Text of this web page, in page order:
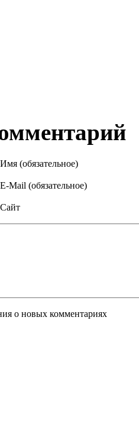
Имя (обязательное)
E-Mail (обязательное)
Сайт
о новых комментариях